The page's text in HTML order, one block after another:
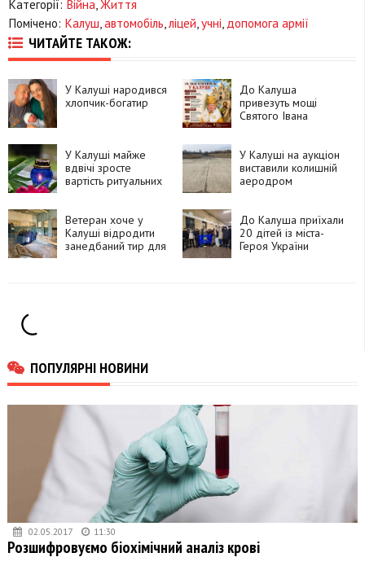
Категорії: Війна Життя
Помічено: Калуш автомобіль ліцей учні допомога армії
ЧИТАЙТЕ ТАКОЖ:
У Калуші народився
хлопчик-богатир
До Калуша
привезуть мощі
Святого Івана
У Калуші майже
вдвічі зросте
вартість ритуальних
У Калуші на аукціон
виставили колишній
аеродром
Ветеран хоче у
Калуші відродити
занедбаний тир для
До Калуша приїхали
20 дітей із міста-
Героя України
ПОПУЛЯРНІ НОВИНИ
02.05.2017 11:30
Розшифровуємо біохімічний аналіз крові